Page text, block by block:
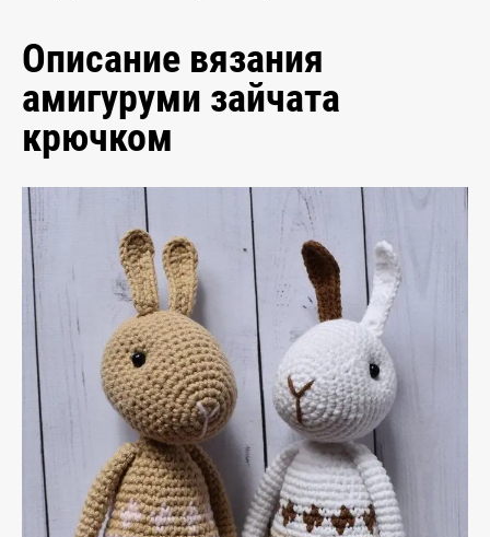
Описание вязания
амигуруми зайчата
крючком